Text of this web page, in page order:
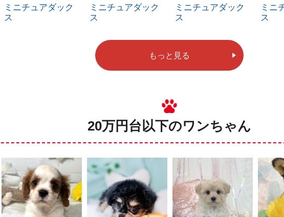
ミニチュアダック
ス
ミニチュアダック
ス
ミニチュアダック
ス
ミニ
ス
もっと見る
20万円台以下のワンちゃん